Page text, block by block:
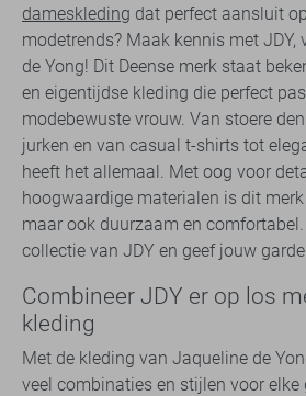
dameskleding dat perfect aansluit
modetrends? Maak kennis met JDY,
de Yong! Dit Deense merk staat
en eigentijdse kleding die perfect
modebewuste vrouw. Van stoere
jurken en van casual t-shirts tot
heeft het allemaal. Met oog voor
hoogwaardige materialen is dit
maar ook duurzaam en
collectie van JDY en geef jouw
Combineer JDY er op los
kleding
Met de kleding van Jaqueline de
veel combinaties en stijlen voor elke